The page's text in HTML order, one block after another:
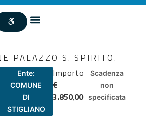
PALAZZO S. SPIRITO.
Ente:
COMUNE
DI
STIGLIANO
Importo
€
3.850,00
Scadenza
non
specificata